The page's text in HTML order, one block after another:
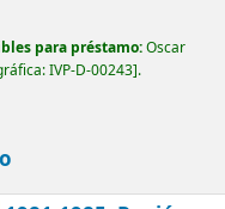
para préstamo:Oscar
IVP-D-00243 .